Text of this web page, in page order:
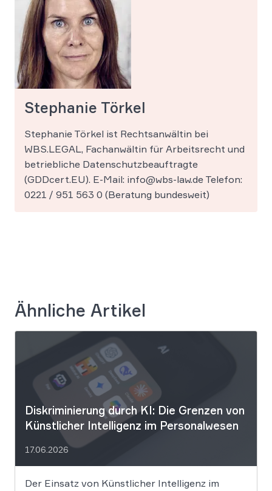
Stephanie Törkel
Stephanie Törkel ist Rechtsanwältin bei
WBS.LEGAL, Fachanwältin für Arbeitsrecht und
betriebliche Datenschutzbeauftragte
(GDDcert.EU). E-Mail: info@wbs-law.de Telefon:
0221 / 951 563 0 (Beratung bundesweit)
Ähnliche Artikel
Diskriminierung durch KI: Die Grenzen von
Künstlicher Intelligenz im Personalwesen
17.06.2026
Der Einsatz von Künstlicher Intelligenz im